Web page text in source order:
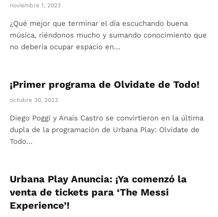
noviembre 1, 2023
¿Qué mejor que terminar el día escuchando buena
música, riéndonos mucho y sumando conocimiento que
no debería ocupar espacio en…
¡Primer programa de Olvidate de Todo!
octubre 30, 2023
Diego Poggi y Anaís Castro se convirtieron en la última
dupla de la programación de Urbana Play: Olvidate de
Todo…
Urbana Play Anuncia: ¡Ya comenzó la
venta de tickets para ‘The Messi
Experience’!